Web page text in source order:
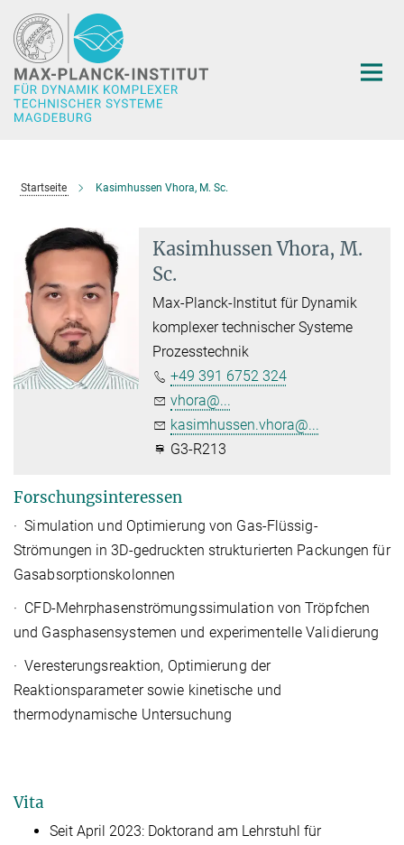
Hauptinhalt
Startseite Kasimhussen Vhora, M. Sc.
Kasimhussen Vhora, M.
Sc.
Max-Planck-Institut für Dynamik
komplexer technischer Systeme
Prozesstechnik
+49 391 6752 324
vhora@...
kasimhussen.vhora@...
G3-R213
Forschungsinteressen
·Simulation und Optimierung von Gas-Flüssig-
Strömungen in 3D-gedruckten strukturierten Packungen für
Gasabsorptionskolonnen
· CFD-Mehrphasenströmungssimulation von Tröpfchen
und Gasphasensystemen und experimentelle Validierung
·Veresterungsreaktion, Optimierung der
Reaktionsparameter sowie kinetische und
thermodynamische Untersuchung
Vita
Seit April 2023: Doktorand am Lehrstuhl für